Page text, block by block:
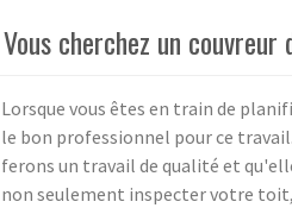
Vous cherchez un
Lorsque vous êtes en train de
le bon professionnel pour ce
ferons un travail de qualité et
non seulement inspecter votre